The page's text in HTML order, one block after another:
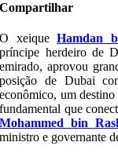
Compartilhar
O xeiqueHamdan
príncipe herdeiro de
emirado, aprovou
posição de Dubai
econômico, um
fundamental que
Mohammed bin
ministro e governante